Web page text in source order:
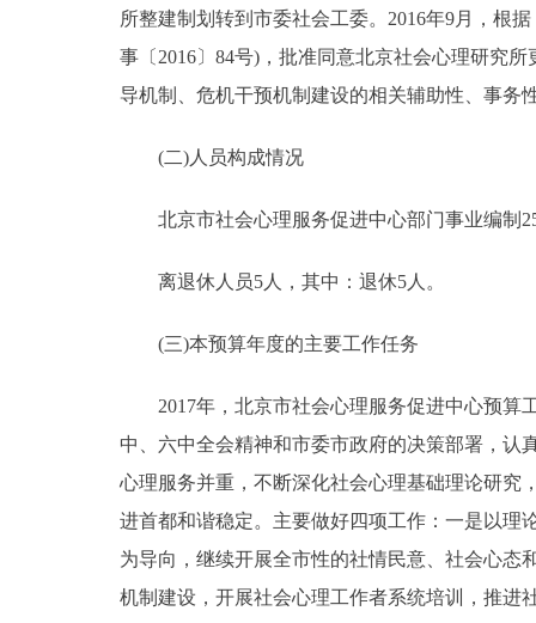
个人服务
走进北京
所整建制划转到市委社会工委。2016年9月，根
事〔2016〕84号)，批准同意北京社会心理研究
导机制、危机干预机制建设的相关辅助性、事务
(二)人员构成情况
北京市社会心理服务促进中心部门事业编制
离退休人员5人，其中：退休5人。
(三)本预算年度的主要工作任务
2017年，北京市社会心理服务促进中心预算
中、六中全会精神和市委市政府的决策部署，认
心理服务并重，不断深化社会心理基础理论研究
进首都和谐稳定。主要做好四项工作：一是以理
为导向，继续开展全市性的社情民意、社会心态
机制建设，开展社会心理工作者系统培训，推进